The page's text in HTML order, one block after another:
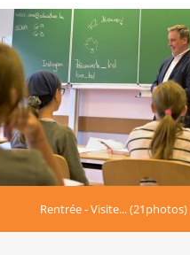
Rentrée - Visite... (21photos)